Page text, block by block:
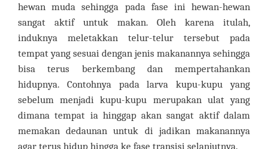
hewan muda sehingga pada fase ini hewan-hewan
sangat aktif untuk makan. Oleh karena itulah,
induknya meletakkan telur-telur tersebut pada
tempat yang sesuai dengan jenis makanannya sehingga
bisa terus berkembang dan mempertahankan
hidupnya. Contohnya pada larva kupu-kupu yang
sebelum menjadi kupu-kupu merupakan ulat yang
dimana tempat ia hinggap akan sangat aktif dalam
memakan dedaunan untuk di jadikan makanannya
agar terus hidup hingga ke fase transisi selanjutnya.